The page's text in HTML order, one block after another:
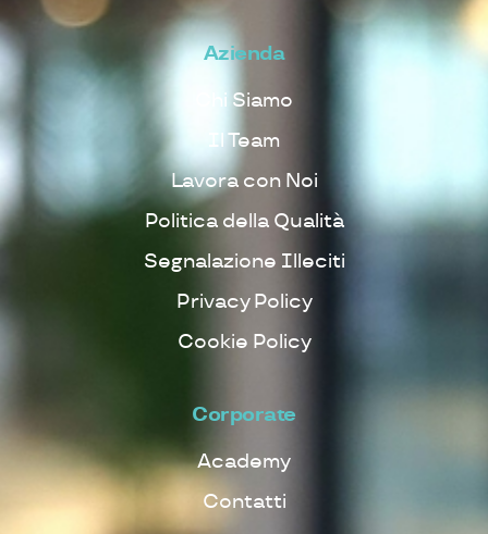
Azienda
Chi Siamo
Il Team
Lavora con Noi
Politica della Qualità
Segnalazione Illeciti
Privacy Policy
Cookie Policy
Corporate
Academy
Contatti